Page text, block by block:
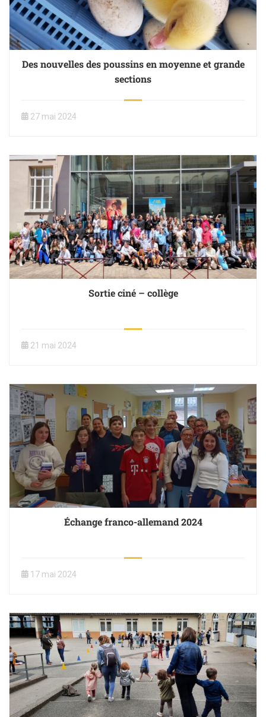
Des nouvelles des poussins en moyenne et grande
sections
27 mai 2024
Sortie ciné – collège
21 mai 2024
Échange franco-allemand 2024
17 mai 2024